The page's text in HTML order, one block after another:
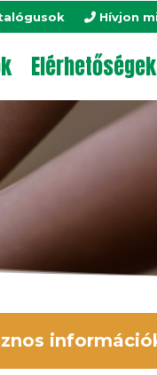
Hívjon
Elérhetőségek